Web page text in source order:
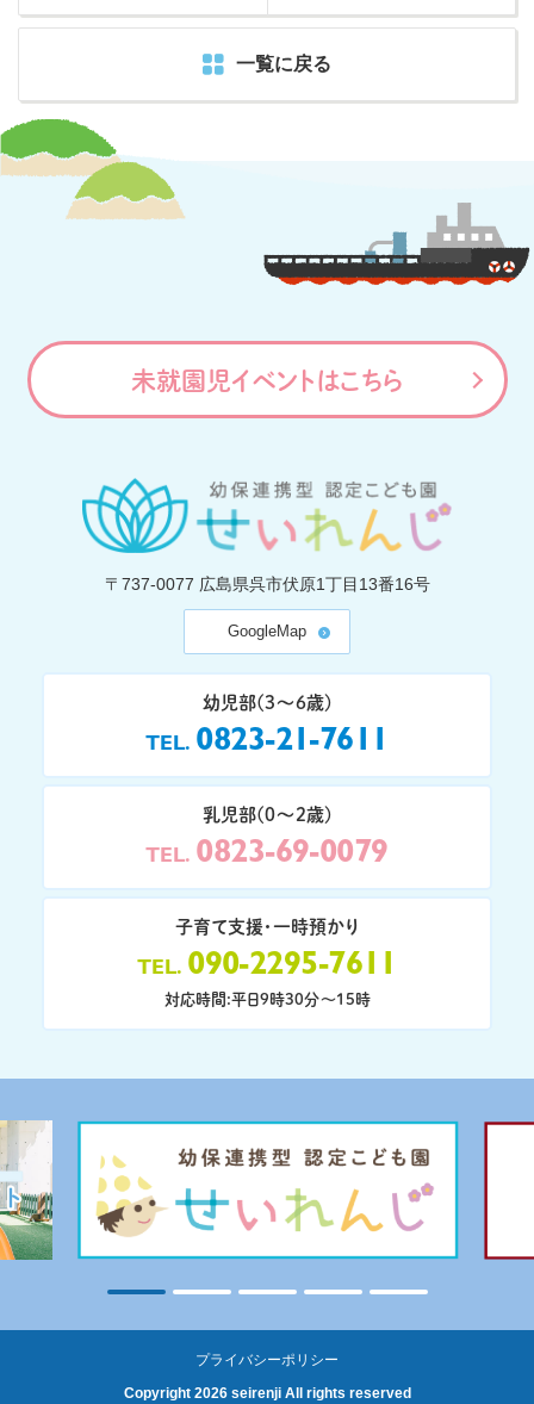
一覧に戻る
未就園児イベントはこちら
〒737-0077 広島県呉市伏原1丁目13番16号
GoogleMap
幼児部(3〜6歳)
TEL 0823-21-7611
乳児部(0〜2歳)
TEL 0823-69-0079
子育て支援・一時預かり
TEL 090-2295-7611
対応時間:平日9時30分〜15時
プライバシーポリシー
Copyright 2026 seirenji All rights reserved